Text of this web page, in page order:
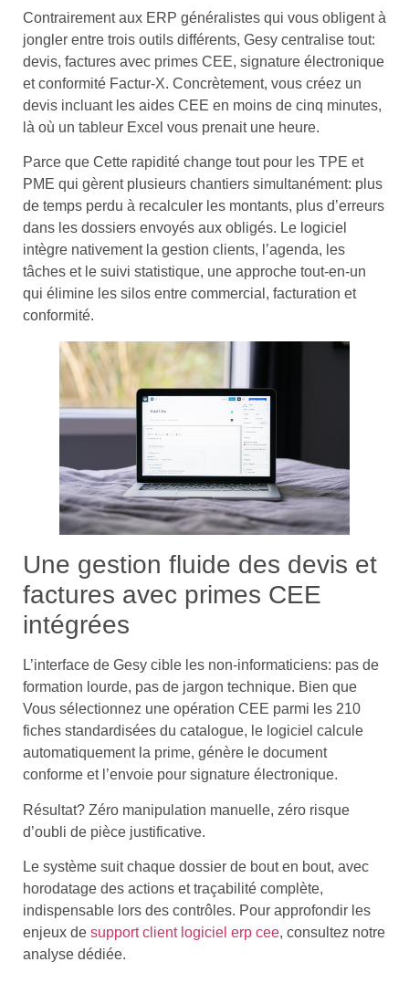
Contrairement aux ERP généralistes qui vous obligent à
jongler entre trois outils différents, Gesy centralise tout:
devis, factures avec primes CEE, signature électronique
et conformité Factur-X. Concrètement, vous créez un
devis incluant les aides CEE en moins de cinq minutes,
là où un tableur Excel vous prenait une heure.
Parce que Cette rapidité change tout pour les TPE et
PME qui gèrent plusieurs chantiers simultanément: plus
de temps perdu à recalculer les montants, plus d’erreurs
dans les dossiers envoyés aux obligés. Le logiciel
intègre nativement la gestion clients, l’agenda, les
tâches et le suivi statistique, une approche tout-en-un
qui élimine les silos entre commercial, facturation et
conformité.
Une gestion fluide des devis et
factures avec primes CEE
intégrées
L’interface de Gesy cible les non-informaticiens: pas de
formation lourde, pas de jargon technique. Bien que
Vous sélectionnez une opération CEE parmi les 210
fiches standardisées du catalogue, le logiciel calcule
automatiquement la prime, génère le document
conforme et l’envoie pour signature électronique.
Résultat? Zéro manipulation manuelle, zéro risque
d’oubli de pièce justificative.
Le système suit chaque dossier de bout en bout, avec
horodatage des actions et traçabilité complète,
indispensable lors des contrôles. Pour approfondir les
enjeux de support client logiciel erp cee, consultez notre
analyse dédiée.